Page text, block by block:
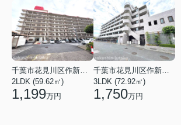
千葉市花見川区作新台６丁目
2LDK (59.62㎡)
1,199万円
千葉市花見川区作新台４丁目
3LDK (72.92㎡)
1,750万円